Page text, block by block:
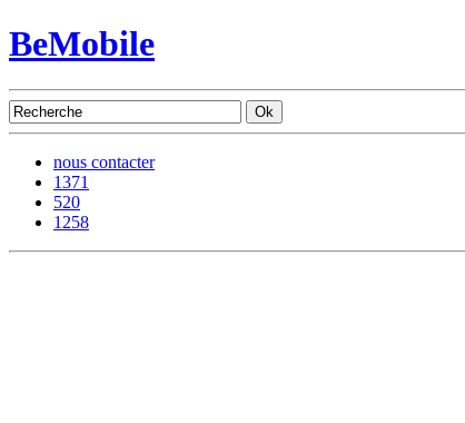
BeMobile
nous contacter
1371
520
1258